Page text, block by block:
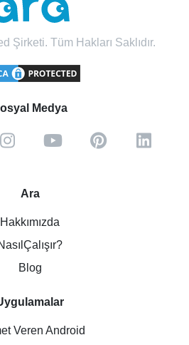
Şirketi. Tüm Hakları Saklıdır.
Medya
Ara
Hakkımızda
Blog
Veren Android